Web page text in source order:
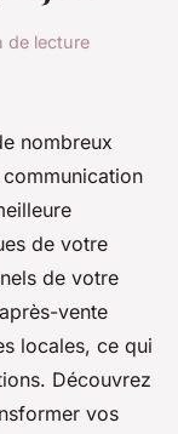
de lecture
nombreux
de votre
de votre
vente
locales, ce qui
Découvrez
vos